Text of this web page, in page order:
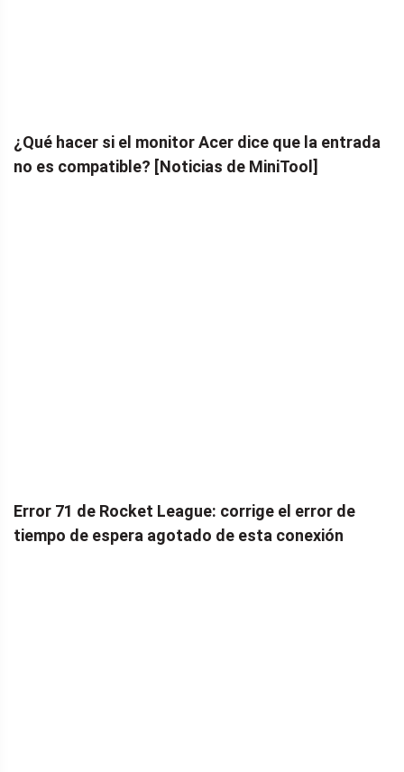
¿Qué hacer si el monitor Acer dice que la entrada
no es compatible? [Noticias de MiniTool]
Error 71 de Rocket League: corrige el error de
tiempo de espera agotado de esta conexión